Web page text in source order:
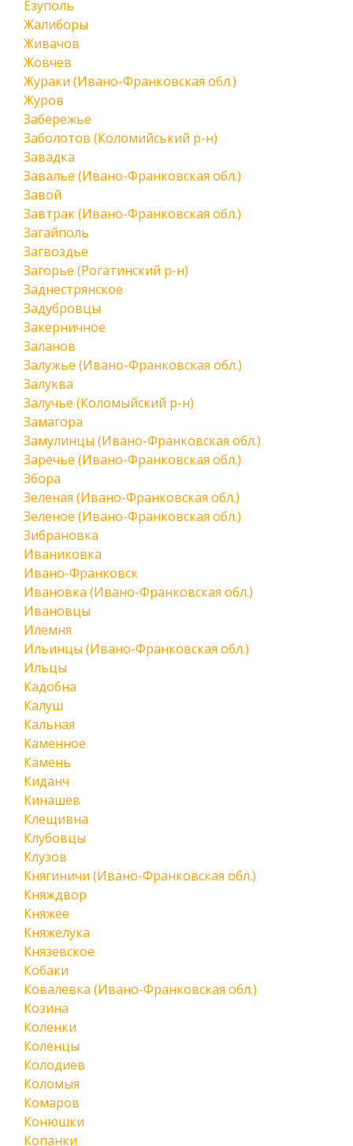
Езуполь
Жалиборы
Живачов
Жовчев
Жураки (Ивано-Франковская обл.)
Журов
Забережье
Заболотов (Коломийський р-н)
Завадка
Завалье (Ивано-Франковская обл.)
Завой
Завтрак (Ивано-Франковская обл.)
Загайполь
Загвоздье
Загорье (Рогатинский р-н)
Заднестрянское
Задубровцы
Закерничное
Заланов
Залужье (Ивано-Франковская обл.)
Залуква
Залучье (Коломыйский р-н)
Замагора
Замулинцы (Ивано-Франковская обл.)
Заречье (Ивано-Франковская обл.)
Збора
Зеленая (Ивано-Франковская обл.)
Зеленое (Ивано-Франковская обл.)
Зибрановка
Иваниковка
Ивано-Франковск
Ивановка (Ивано-Франковская обл.)
Ивановцы
Илемня
Ильинцы (Ивано-Франковская обл.)
Ильцы
Кадобна
Калуш
Кальная
Каменное
Камень
Киданч
Кинашев
Клещивна
Клубовцы
Клузов
Княгиничи (Ивано-Франковская обл.)
Княждвор
Княжее
Княжелука
Князевское
Кобаки
Ковалевка (Ивано-Франковская обл.)
Козина
Коленки
Коленцы
Колодиев
Коломыя
Комаров
Конюшки
Копанки